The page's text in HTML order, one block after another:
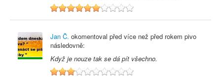
6
Jan Č. okomentoval před více než před rokem pivo
následovně:
Když je nouze tak se dá pít všechno.
3